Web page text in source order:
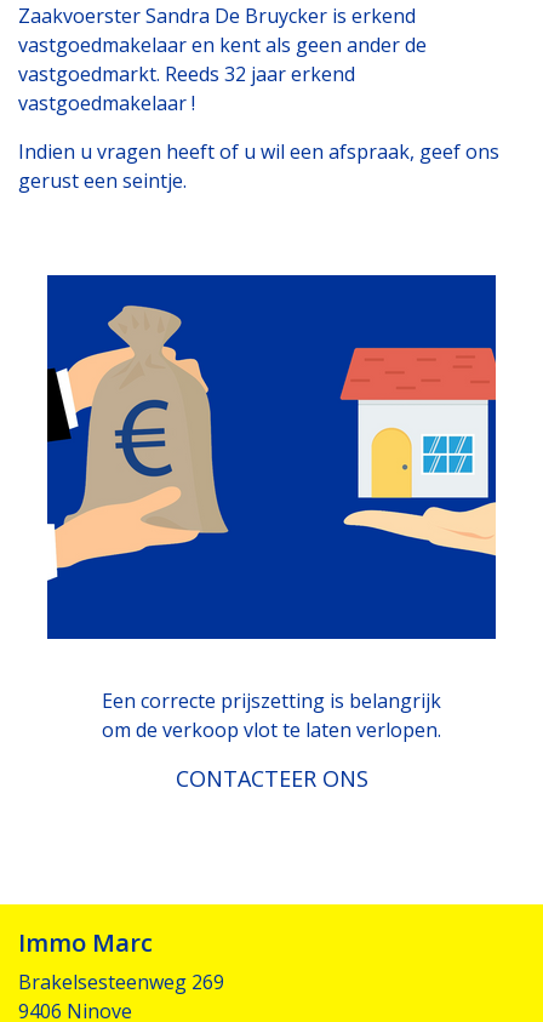
Zaakvoerster Sandra De Bruycker is erkend
vastgoedmakelaar en kent als geen ander de
vastgoedmarkt. Reeds 32 jaar erkend
vastgoedmakelaar !
Indien u vragen heeft of u wil een afspraak, geef ons
gerust een seintje.
Een correcte prijszetting is belangrijk
om de verkoop vlot te laten verlopen.
CONTACTEER ONS
Immo Marc
Brakelsesteenweg 269
9406 Ninove